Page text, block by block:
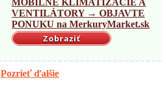
MOBILNÉ KLIMATIZÁCIE A
VENTILÁTORY → OBJAVTE
PONUKU na MerkuryMarket.sk
Zobraziť
Pozrieť ďalšie